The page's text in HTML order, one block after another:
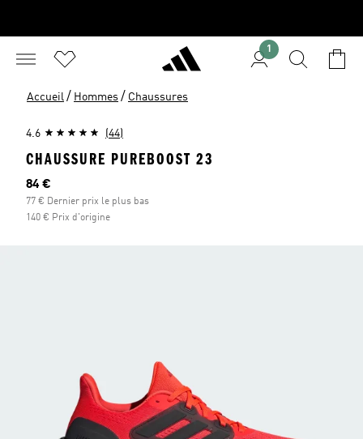
1
Accueil / Hommes / Chaussures
4.6 (44)
CHAUSSURE PUREBOOST 23
Prix actuel
84 €
77 € Dernier prix le plus bas
140 € Prix d'origine